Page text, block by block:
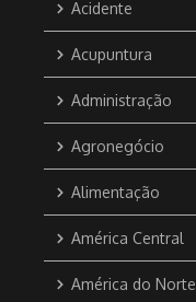
Acidente
Acupuntura
Administração
Agronegócio
Alimentação
América Central
América do Norte